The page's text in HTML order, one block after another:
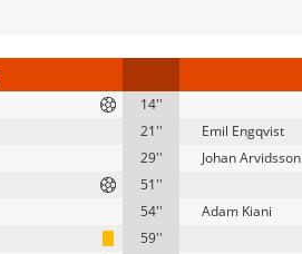
14''
21''
Emil Engqvist
29''
Johan Arvidsson
51''
54''
Adam Kiani
59''